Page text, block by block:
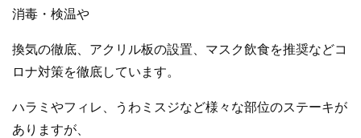
消毒・検温や
換気の徹底、アクリル板の設置、マスク飲食を推奨などコ
ロナ対策を徹底しています。
ハラミやフィレ、うわミスジなど様々な部位のステーキが
ありますが、